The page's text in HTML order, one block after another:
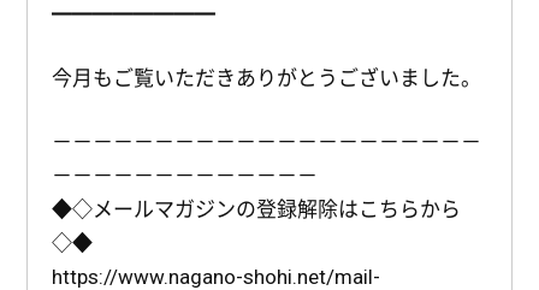
━━━━━━━━
今月もご覧いただきありがとうございました。
－－－－－－－－－－－－－－－－－－－－－
－－－－－－－－－－－－－
◆◇メールマガジンの登録解除はこちらから
◇◆
https://www.nagano-shohi.net/mail-